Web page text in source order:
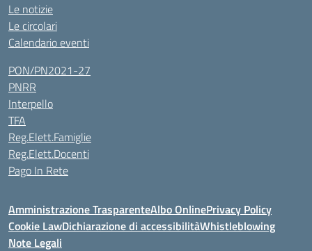
Le notizie
Le circolari
Calendario eventi
PON/PN2021-27
PNRR
Interpello
TFA
Reg.Elett.Famiglie
Reg.Elett.Docenti
Pago In Rete
Amministrazione TrasparenteAlbo OnlinePrivacy Policy
Cookie LawDichiarazione di accessibilitàWhistleblowing
Note Legali